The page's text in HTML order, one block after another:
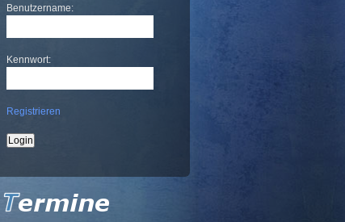
Benutzername:
Kennwort:
Registrieren